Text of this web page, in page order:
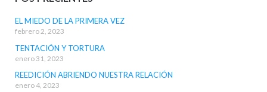
EL MIEDO DE LA PRIMERA VEZ
febrero 2, 2023
TENTACIÓN Y TORTURA
enero 31, 2023
REEDICIÓN ABRIENDO NUESTRA RELACIÓN
enero 4, 2023